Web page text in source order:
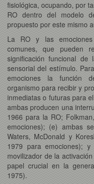
fisiológica, ocupando, por
RO dentro del modelo
propuesto por este mismo
La RO y las
comunes, que pueden
significación funcional
sensorial del estímulo.
emociones la función
organismo para recibir y
inmediatas o futuras para
ambas producen una
1966 para la RO;
emociones); (e) ambas
Waters, McDonald y
1979 para emociones);
movilizador de la
papel crucial en la
1975).